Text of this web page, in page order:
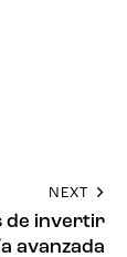
NEXT
de invertir
avanzada